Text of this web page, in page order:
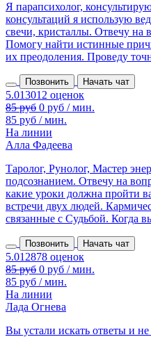
Я парапсихолог,
консультаций я использую
свечи, кристаллы. Отвечу на
Помогу найти истинные
их преодоления. Проведу
Позвонить Начать чат
85 руб 0 руб / мин.
85 руб / мин.
На линии
Алла Фадеева
Таролог, Рунолог, Мастер
подсознанием. Отвечу на
какие уроки должна
встречи двух людей.
связанные с Судьбой. Когда
Позвонить Начать чат
85 руб 0 руб / мин.
85 руб / мин.
На линии
Лада Огнева
Вы устали искать ответы и